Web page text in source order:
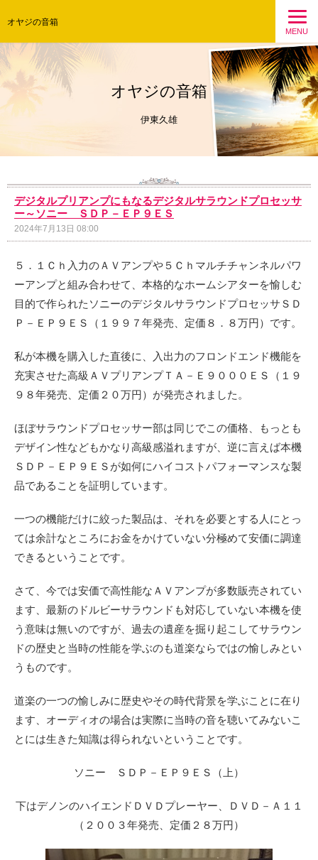
オヤジの音箱
MENU
オヤジの音箱
伊東久雄
デジタルプリアンプにもなるデジタルサラウンドプロセッサ
ー～ソニー ＳＤＰ－ＥＰ９ＥＳ
2024年7月13日 08:00
５．１Ｃｈ入力のＡＶアンプや５Ｃｈマルチチャンネルパワ
ーアンプと組み合わせて、本格的なホームシアターを愉しむ
目的で作られたソニーのデジタルサラウンドプロセッサＳＤ
Ｐ－ＥＰ９ＥＳ（１９９７年発売、定価８．８万円）です。
私が本機を購入した直後に、入出力のフロンドエンド機能を
充実させた高級ＡＶプリアンプＴＡ－Ｅ９０００ＥＳ（１９
９８年発売、定価２０万円）が発売されました。
ほぼサラウンドプロセッサー部は同じでこの価格、もっとも
デザイン性などもかなり高級感溢れますが、逆に言えば本機
ＳＤＰ－ＥＰ９ＥＳが如何にハイコストパフォーマンスな製
品であることを証明しています。
一つの機能だけに絞った製品は、それを必要とする人にとっ
ては余計なところにお金をかけていない分極めて安価に調達
できるということです。
さて、今では安価で高性能なＡＶアンプが多数販売されてい
ます、最新のドルビーサラウンドも対応していない本機を使
う意味は無いのですが、過去の遺産を掘り起こしてサラウン
ドの歴史と当時の性能を学ぶのも道楽ならではの愉しみとい
うものです。
道楽の一つの愉しみに歴史やその時代背景を学ぶことに在り
ます、オーディオの場合は実際に当時の音を聴いてみないこ
とには生きた知識は得られないということです。
ソニー ＳＤＰ－ＥＰ９ＥＳ（上）
下はデノンのハイエンドＤＶＤプレーヤー、
ＤＶＤ－Ａ１１
（２００３年発売、定価２８万円）